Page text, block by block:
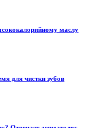
маслу
для чистки зубов